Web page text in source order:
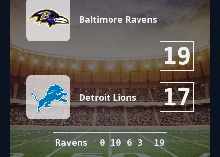
Baltimore Ravens
19
Detroit Lions 17
Ravens 0 10 6 3
19